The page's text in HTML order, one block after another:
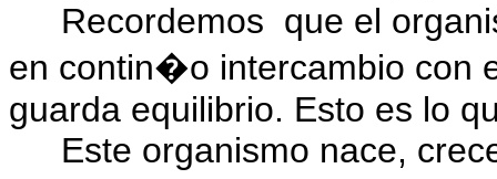
Recordemos que el
en contin�o intercambio con
guarda equilibrio. Esto es lo
Este organismo nace,